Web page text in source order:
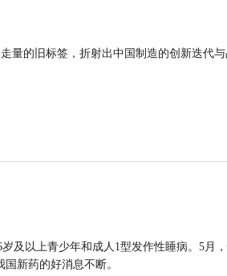
量的旧标签，折射出中国制造的创新迭代
及以上青少年和成人1型发作性睡病。5月
新药的好消息不断。